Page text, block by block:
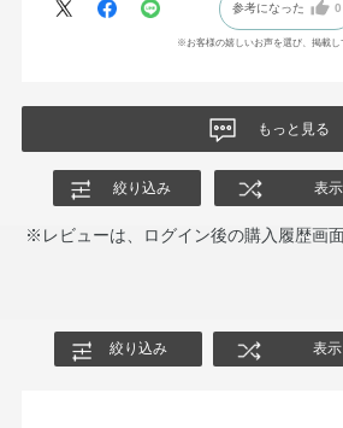
参考になった 0
※お客様の嬉しいお声を選び、掲載し
もっと見る
絞り込み 表
※レビューは、ログイン後の購入履歴画
絞り込み 表